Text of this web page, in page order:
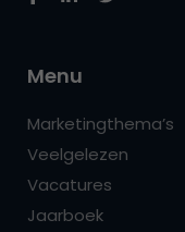
Menu
Marketingthema’s
Veelgelezen
Vacatures
Jaarboek